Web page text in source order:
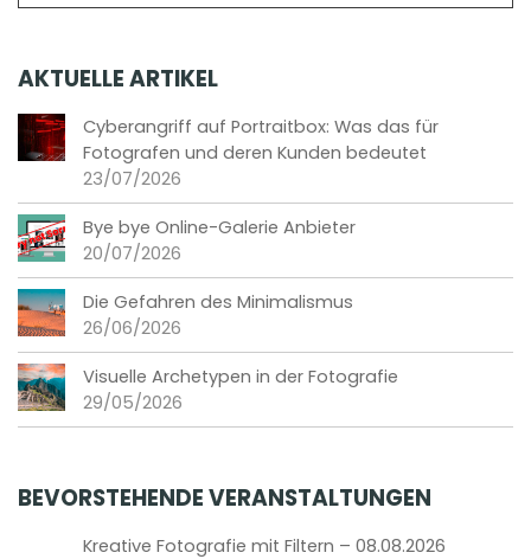
AKTUELLE ARTIKEL
Cyberangriff auf Portraitbox: Was das für
Fotografen und deren Kunden bedeutet
23/07/2026
Bye bye Online-Galerie Anbieter
20/07/2026
Die Gefahren des Minimalismus
26/06/2026
Visuelle Archetypen in der Fotografie
29/05/2026
BEVORSTEHENDE VERANSTALTUNGEN
Kreative Fotografie mit Filtern – 08.08.2026